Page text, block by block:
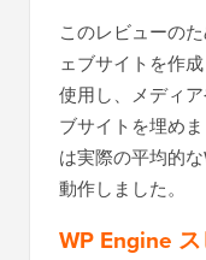
このレビューの
ェブサイトを作
使用し、メディ
ブサイトを埋め
は実際の平均的
動作しました。
WP Engine